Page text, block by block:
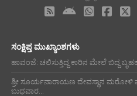
ಸಂಕ್ಷಿಪ್ತ ಮುಖ್ಯಾಂಶಗಳು
ಹಾವಂಜೆ: ಚಲಿಸುತ್ತಿದ್ದ ಕಾರಿನ ಮೇಲೆ ಬಿದ್ದ
ಶ್ರೀ ಸೂರ್ಯನಾರಾಯಣ ದೇವಸ್ಥಾನ ಮರೋಳಿ
ಬುಧವಾರ...